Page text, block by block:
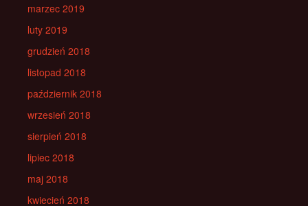
marzec 2019
luty 2019
grudzień 2018
listopad 2018
październik 2018
wrzesień 2018
sierpień 2018
lipiec 2018
maj 2018
kwiecień 2018